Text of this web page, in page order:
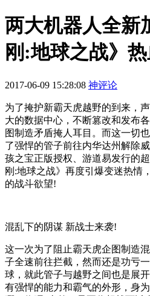
两大机器人全新
刚:地球之战》
2017-06-09 15:28:08 神评论
为了掩护新霸天虎越野的到来，
大的数据中心，不断篡改和发布
图制造矛盾掩人耳目。而这一切
了强悍的管子前往内华达州解除
孩之宝正版授权、游道易发行的
刚:地球之战》再度引爆变迷热情
的战斗欲望!
混乱下的阴谋 新战士来袭!
这一次为了阻止霸天虎企图制造
子全速前往拦截，然而还是功亏
球，就此管子与越野之间也是展
有强悍的能力和霸气的外形，身